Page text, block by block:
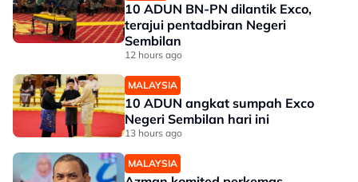
10 ADUN BN-PN dilantik Exco,
terajui pentadbiran Negeri
Sembilan
12 hours ago
MALAYSIA
10 ADUN angkat sumpah Exco
Negeri Sembilan hari ini
13 hours ago
MALAYSIA